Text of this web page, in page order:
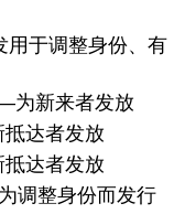
用于调整身份、有
为新来者发放
达者发放
达者发放
调整身份而发行